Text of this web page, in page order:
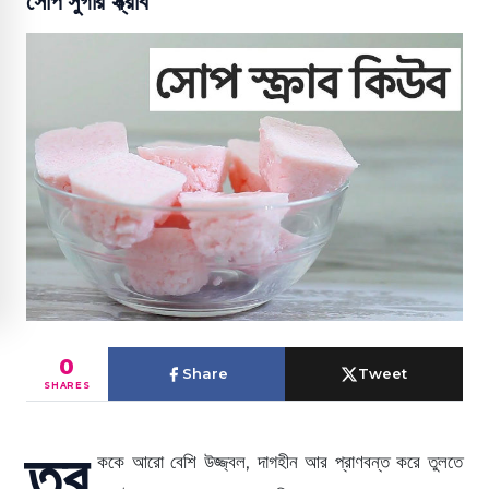
0
SHARES
Share Tweet
ককে আরো বেশি উজ্জ্বল, দাগহীন আর প্রাণবন্ত করে তুলতে